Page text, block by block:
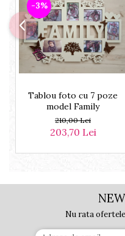
-3%
Tablou foto cu 7 poze
model Family
210,00 Lei
203,70 Lei
Nu rata